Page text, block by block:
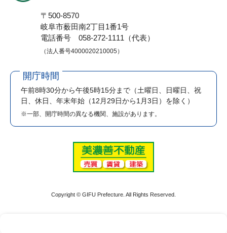
〒500-8570
岐阜市薮田南2丁目1番1号
電話番号 058-272-1111（代表）
（法人番号4000020210005）
開庁時間
午前8時30分から午後5時15分まで （土曜日、日曜日、祝
日、休日、年末年始（12月29日から1月3日）を除く）
※一部、開庁時間の異なる機関、施設があります。
Copyright © GIFU Prefecture. All Rights Reserved.